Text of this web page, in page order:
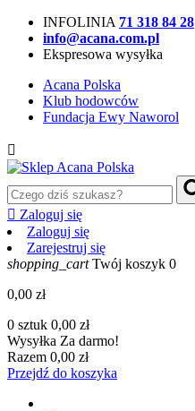
INFOLINIA 71 318 84 28
info@acana.com.pl
Ekspresowa wysyłka
Acana Polska
Klub hodowców
Fundacja Ewy Naworol

 Zaloguj się
Zaloguj się
Zarejestruj się
shopping_cart Twój koszyk 0
0,00 zł
0 sztuk 0,00 zł
Wysyłka Za darmo!
Razem 0,00 zł
Przejdź do koszyka